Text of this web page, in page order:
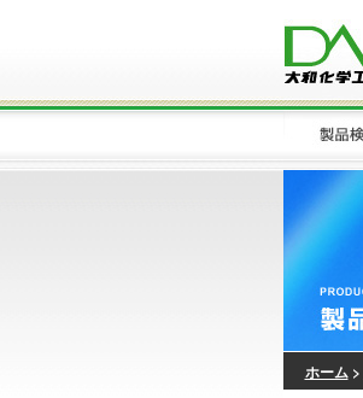
ホーム>